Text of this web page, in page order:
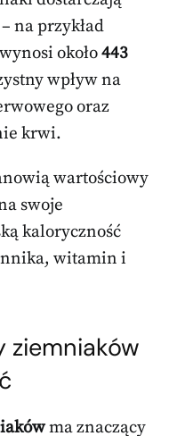
na przykład
około443
wpływ na
oraz
krwi.
wartościowy
swoje
kaloryczność
witamin i
ziemniaków
ma znaczący